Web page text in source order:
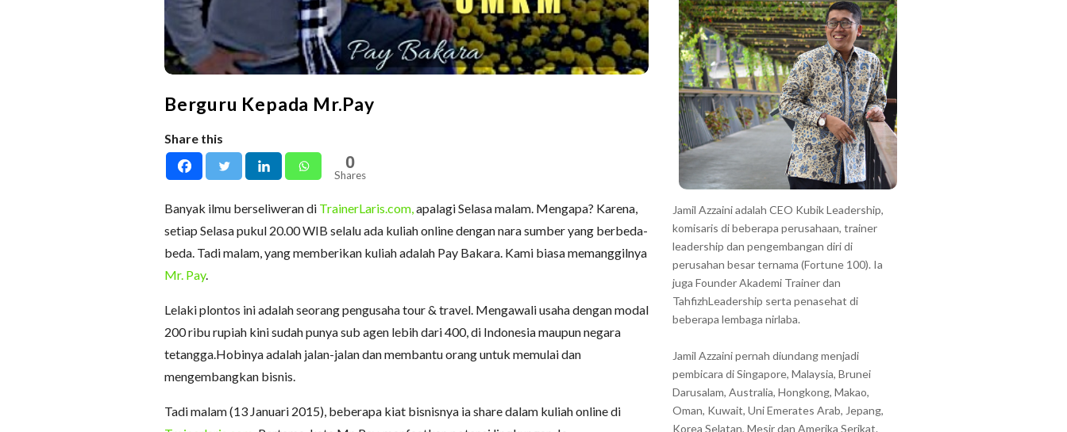
Berguru Kepada Mr.Pay
Share this
0
Shares
Banyak ilmu berseliweran di TrainerLaris.com, apalagi Selasa malam. Mengapa? Karena,
setiap Selasa pukul 20.00 WIB selalu ada kuliah online dengan nara sumber yang berbeda-
beda. Tadi malam, yang memberikan kuliah adalah Pay Bakara. Kami biasa memanggilnya
Mr. Pay.
Lelaki plontos ini adalah seorang pengusaha tour & travel. Mengawali usaha dengan modal
200 ribu rupiah kini sudah punya sub agen lebih dari 400, di Indonesia maupun negara
tetangga.Hobinya adalah jalan-jalan dan membantu orang untuk memulai dan
mengembangkan bisnis.
Tadi malam (13 Januari 2015), beberapa kiat bisnisnya ia share dalam kuliah online di
Jamil Azzaini adalah CEO Kubik Leadership,
komisaris di beberapa perusahaan, trainer
leadership dan pengembangan diri di
perusahan besar ternama (Fortune 100). Ia
juga Founder Akademi Trainer dan
TahfizhLeadership serta penasehat di
beberapa lembaga nirlaba.
Jamil Azzaini pernah diundang menjadi
pembicara di Singapore, Malaysia, Brunei
Darusalam, Australia, Hongkong, Makao,
Oman, Kuwait, Uni Emerates Arab, Jepang,
Korea Selatan, Mesir dan Amerika Serikat.